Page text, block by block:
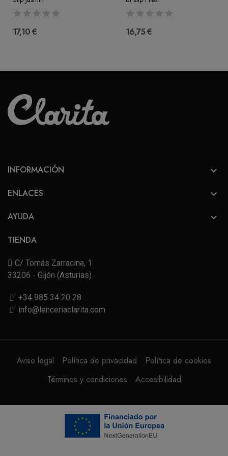
17,10 € 16,75 €
INFORMACIÓN 
ENLACES 
AYUDA 
TIENDA
C/ Tomás Zarracina, 1
33206 - Gijón (Asturias)
+34 985 34 20 28
info@lenceriaclarita.com
Aviso legal Política de privacidad
Política de cookies
Términos y condiciones
Accesibilidad